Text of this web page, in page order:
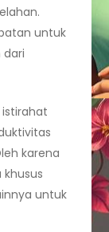
untuk
karena
untuk